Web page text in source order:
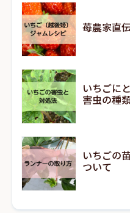
苺農家直
いちごに
害虫の種
いちごの
ついて